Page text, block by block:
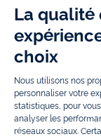
Découvrez nos
Grâce à Jacadi
enfants. Profitez
trouvez des idées
Retrouvez nos idées
Bénéficiez
vêtements enfants en
Guettez les
des vêtements
Fidélité Jacadi afin
Les Essentielset ses
marque, la